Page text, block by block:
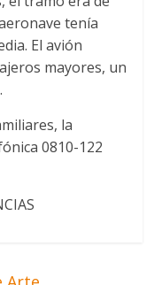
tenía
El avión
mayores, un
la
0810-122